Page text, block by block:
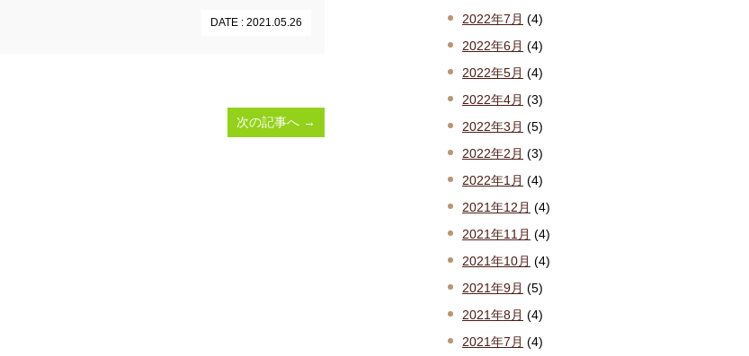
DATE : 2021.05.26
次の記事へ →
2022年7月 (4)
2022年6月 (4)
2022年5月 (4)
2022年4月 (3)
2022年3月 (5)
2022年2月 (3)
2022年1月 (4)
2021年12月 (4)
2021年11月 (4)
2021年10月 (4)
2021年9月 (5)
2021年8月 (4)
2021年7月 (4)